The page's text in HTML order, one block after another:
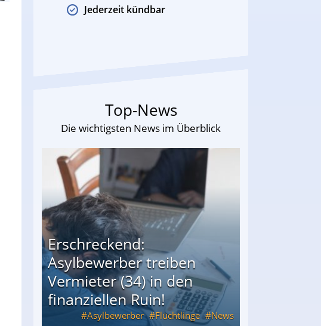
Jederzeit kündbar
Top-News
Die wichtigsten News im Überblick
Erschreckend:
Asylbewerber treiben
Vermieter (34) in den
finanziellen Ruin!
Asylbewerber Flüchtlinge News